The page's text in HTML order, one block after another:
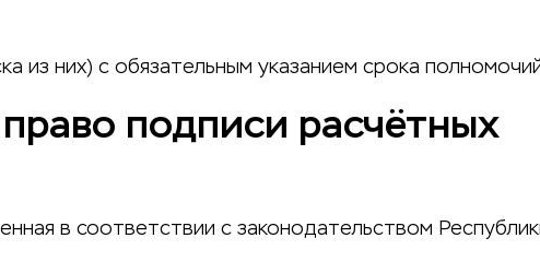
из них) с обязательным указанием срока
подписи расчётных
в соответствии с законодательством